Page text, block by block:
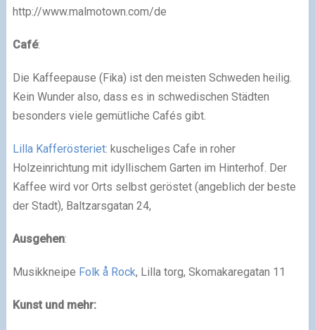
http://www.malmotown.com/de
Café:
Die Kaffeepause (Fika) ist den meisten Schweden heilig.
Kein Wunder also, dass es in schwedischen Städten
besonders viele gemütliche Cafés gibt.
Lilla Kafferösteriet: kuscheliges Cafe in roher
Holzeinrichtung mit idyllischem Garten im Hinterhof. Der
Kaffee wird vor Orts selbst geröstet (angeblich der beste
der Stadt), Baltzarsgatan 24,
Ausgehen:
Musikkneipe Folk å Rock, Lilla torg, Skomakaregatan 11
Kunst und mehr: